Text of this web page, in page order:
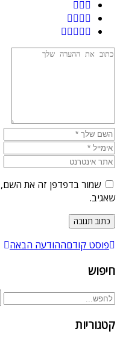
שמור בדפדפן זה את
שאגיב.
פוסט קודםההודעה הבאה
חיפוש
קטגוריות